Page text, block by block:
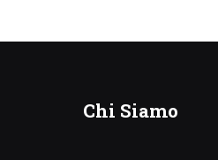
Chi Siamo